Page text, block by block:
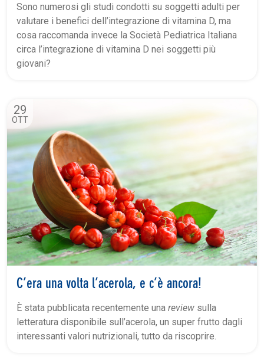
Sono numerosi gli studi condotti su soggetti adulti per
valutare i benefici dell’integrazione di vitamina D, ma
cosa raccomanda invece la Società Pediatrica Italiana
circa l’integrazione di vitamina D nei soggetti più
giovani?
29
OTT
C’era una volta l’acerola, e c’è ancora!
È stata pubblicata recentemente una review sulla
letteratura disponibile sull’acerola, un super frutto dagli
interessanti valori nutrizionali, tutto da riscoprire.